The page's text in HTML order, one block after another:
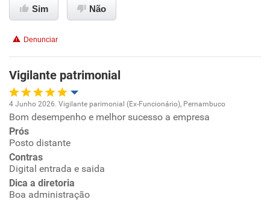
Conciliação com a vida familiar
Recomenda esta empresa
Recomenda a diretoria
Sim Não
Denunciar
Vigilante patrimonial
Oportunidade de promoção
Ambiente de trabalho
Conciliação com a vida familiar
4 Junho 2026. Vigilante parimonial (Ex-Funcionário), Pernambuco
Bom desempenho e melhor sucesso a empresa
Prós
Posto distante
Contras
Digital entrada e saida
Dica a diretoria
Boa administração